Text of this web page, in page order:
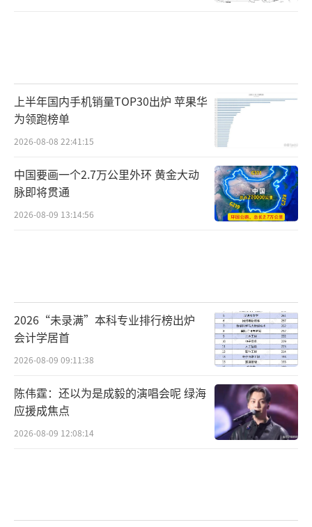
上半年国内手机销量TOP30出炉 苹果华
为领跑榜单
2026-08-08 22:41:15
中国要画一个2.7万公里外环 黄金大动
脉即将贯通
2026-08-09 13:14:56
2026“未录满”本科专业排行榜出炉
会计学居首
2026-08-09 09:11:38
陈伟霆：还以为是成毅的演唱会呢 绿海
应援成焦点
2026-08-09 12:08:14